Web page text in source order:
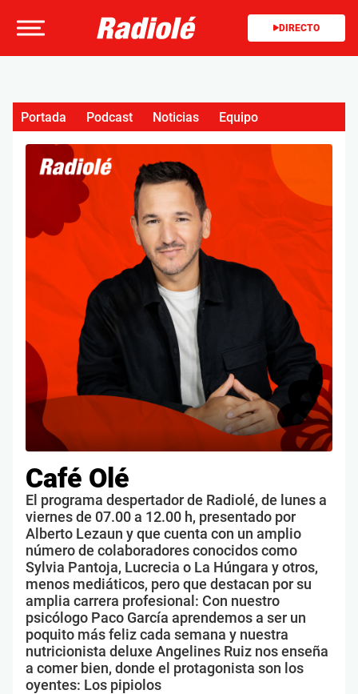
DIRECTO
Café Olé
El programa despertador de Radiolé, de lunes a
viernes de 07.00 a 12.00 h, presentado por
Alberto Lezaun y que cuenta con un amplio
número de colaboradores conocidos como
Sylvia Pantoja, Lucrecia o La Húngara y otros,
menos mediáticos, pero que destacan por su
amplia carrera profesional: Con nuestro
psicólogo Paco García aprendemos a ser un
poquito más feliz cada semana y nuestra
nutricionista deluxe Angelines Ruiz nos enseña
a comer bien, donde el protagonista son los
oyentes: Los pipiolos
Portada Podcast Noticias Equipo